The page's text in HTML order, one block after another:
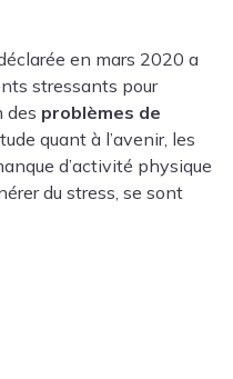
en mars 2020 a
stressants pour
des problèmes de
quant à l’avenir, les
d’activité physique
du stress, se sont